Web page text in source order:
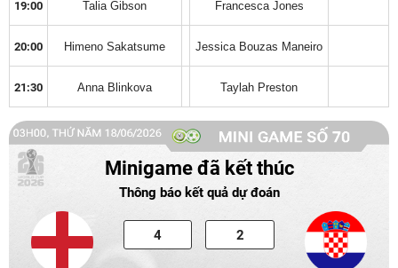
19:00 Talia Gibson Francesca Jones
20:00 Himeno Sakatsume Jessica Bouzas Maneiro
21:30 Anna Blinkova Taylah Preston
Minigame đã kết thúc
Thông báo kết quả dự đoán